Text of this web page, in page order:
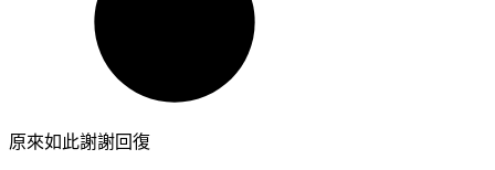
原來如此謝謝回復